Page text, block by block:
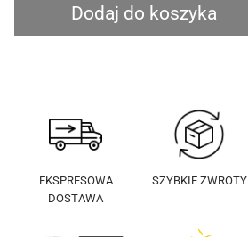
Dodaj do koszyka
EKSPRESOWA
DOSTAWA
SZYBKIE ZWROTY